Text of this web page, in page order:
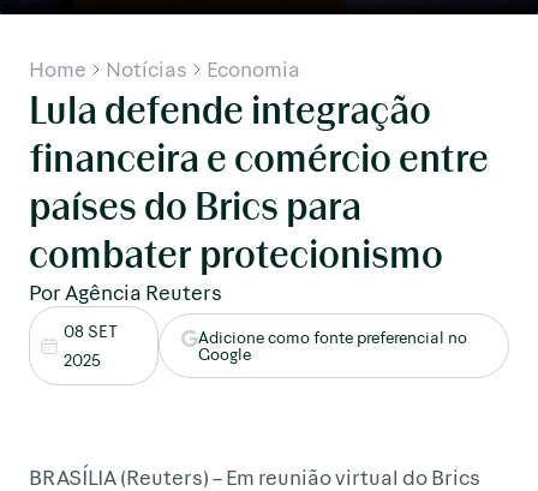
Home Notícias Economia
Lula defende integração
financeira e comércio entre
países do Brics para
combater protecionismo
Por Agência Reuters
08 SET
2025
Adicione como fonte preferencial no
Google
BRASÍLIA (Reuters) – Em reunião virtual do Brics